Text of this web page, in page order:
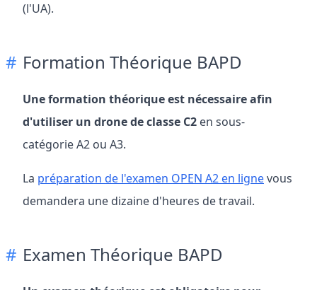
(l'UA).
Formation Théorique BAPD
Une formation théorique est nécessaire afin
d'utiliser un drone de classe C2 en sous-
catégorie A2 ou A3.
La préparation de l'examen OPEN A2 en lignevous
demandera une dizaine d'heures de travail.
Examen Théorique BAPD